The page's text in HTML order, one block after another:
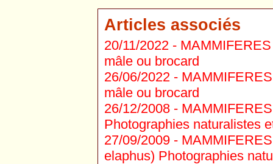
Articles associés
20/11/2022 -
mâle ou brocard
26/06/2022 -
mâle ou brocard
26/12/2008 -
Photographies naturalistes
27/09/2009 -
elaphus) Photographies